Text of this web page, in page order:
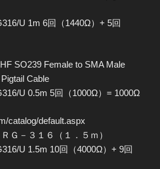
U 1m 6回（1440Ω）+ 5回
SO239 Female to SMA Male
Cable
U 0.5m 5回（1000Ω）= 1000Ω
catalog/default.aspx
Ｇ－３１６（１．５ｍ）
U 1.5m 10回（4000Ω）+ 9回